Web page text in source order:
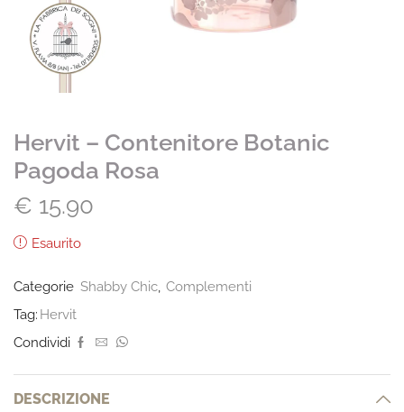
Hervit – Contenitore Botanic
Pagoda Rosa
€ 15.90
Esaurito
Categorie Shabby Chic Complementi
Tag: Hervit
Condividi
DESCRIZIONE